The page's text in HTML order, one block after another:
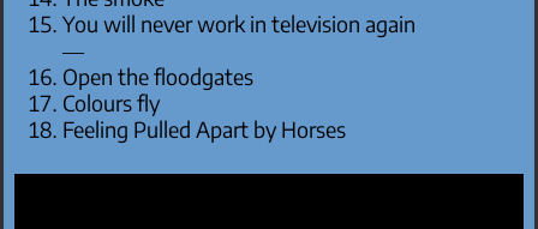
You will never work in television again
—
Open the floodgates
Colours fly
Feeling Pulled Apart by Horses